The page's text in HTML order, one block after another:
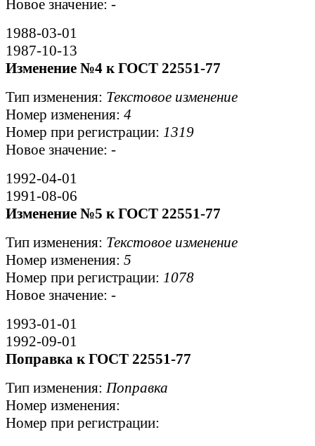
Новое значение: -
1988-03-01
1987-10-13
Изменение №4 к ГОСТ 22551-77
Тип изменения: Текстовое изменение
Номер изменения: 4
Номер при регистрации: 1319
Новое значение: -
1992-04-01
1991-08-06
Изменение №5 к ГОСТ 22551-77
Тип изменения: Текстовое изменение
Номер изменения: 5
Номер при регистрации: 1078
Новое значение: -
1993-01-01
1992-09-01
Поправка к ГОСТ 22551-77
Тип изменения: Поправка
Номер изменения:
Номер при регистрации: